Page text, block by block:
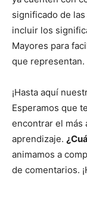
significado de
incluir los
Mayores para
que representan.
¡Hasta aquí
Esperamos que
encontrar el más
aprendizaje.
animamos a
de comentarios.